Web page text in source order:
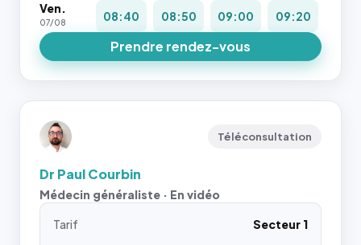
Ven.
07/08 08:40 08:50 09:00 09:20
Prendre rendez-vous
Téléconsultation
Dr Paul Courbin
Médecin généraliste · En vidéo
Tarif
Secteur 1